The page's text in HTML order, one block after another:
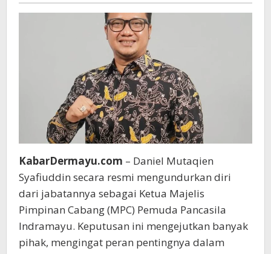
KabarDermayu.com – Daniel Mutaqien
Syafiuddin secara resmi mengundurkan diri
dari jabatannya sebagai Ketua Majelis
Pimpinan Cabang (MPC) Pemuda Pancasila
Indramayu. Keputusan ini mengejutkan banyak
pihak, mengingat peran pentingnya dalam